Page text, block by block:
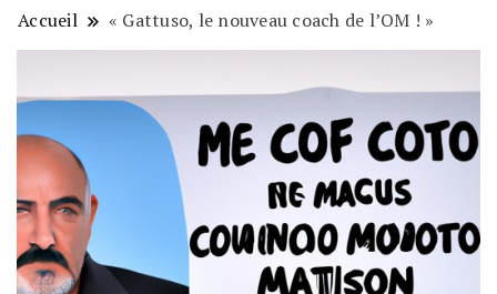
Accueil « Gattuso, le nouveau coach de l’OM ! »